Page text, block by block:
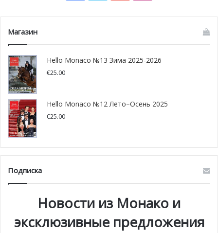
должны будут пройти по два раза по следующим
маршрутам:
Магазин
Hello Monaco №13 Зима 2025-2026
€25.00
Hello Monaco №12 Лето–Осень 2025
€25.00
Подписка
Новости из Монако и
эксклюзивные предложения